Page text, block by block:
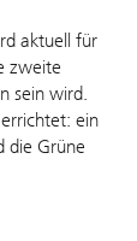
aktuell für
zweite
sein wird.
ein
die Grüne